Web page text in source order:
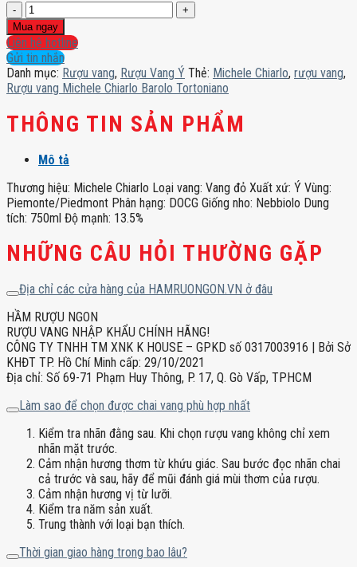
Rượu
vang
Michele
Chiarlo
Barolo
Tortoniano
số
lượng
Mua ngay
Liên hệ hotline
Gửi tin nhắn
Danh mục: Rượu vang, Rượu Vang Ý Thẻ: Michele Chiarlo, rượu vang,
Rượu vang Michele Chiarlo Barolo Tortoniano
THÔNG TIN SẢN PHẨM
Mô tả
Thương hiệu: Michele Chiarlo Loại vang: Vang đỏ Xuất xứ: Ý Vùng:
Piemonte/Piedmont Phân hạng: DOCG Giống nho: Nebbiolo Dung
tích: 750ml Độ mạnh: 13.5%
NHỮNG CÂU HỎI THƯỜNG GẶP
Địa chỉ các cửa hàng của HAMRUONGON.VN ở đâu
HẦM RƯỢU NGON
RƯỢU VANG NHẬP KHẨU CHÍNH HÃNG!
CÔNG TY TNHH TM XNK K HOUSE – GPKD số 0317003916 | Bởi Sở
KHĐT TP. Hồ Chí Minh cấp: 29/10/2021
Địa chỉ: Số 69-71 Phạm Huy Thông, P. 17, Q. Gò Vấp, TPHCM
Làm sao để chọn được chai vang phù hợp nhất
Kiểm tra nhãn đằng sau. Khi chọn rượu vang không chỉ xem
nhãn mặt trước.
Cảm nhận hương thơm từ khứu giác. Sau bước đọc nhãn chai
cả trước và sau, hãy để mũi đánh giá mùi thơm của rượu.
Cảm nhận hương vị từ lưỡi.
Kiểm tra năm sản xuất.
Trung thành với loại bạn thích.
Thời gian giao hàng trong bao lâu?